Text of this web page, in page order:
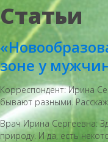
Статьи
зоне у
Корреспондент: Ирина
бывают разными.
Врач Ирина Сергеевна:
природу. И да, есть